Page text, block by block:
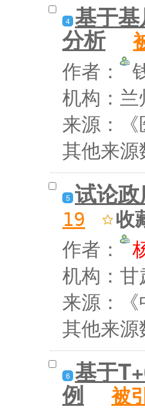
4 基于
分析
作者：
机构：
来源：
其他来
5 试论
19 收
作者：
机构：
来源：
其他来
6 基于
例 被